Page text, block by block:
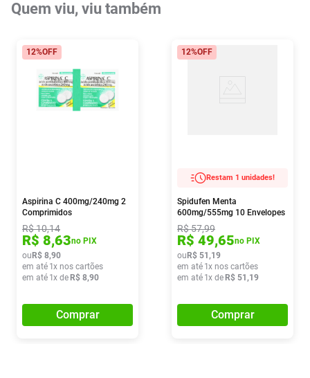
Quem viu, viu também
12%OFF
Aspirina C 400mg/240mg 2
Comprimidos
R$10,14
R$ 8,63no PIX
ou R$ 8,90
em até 1x nos cartões
em até 1x de R$ 8,90
Comprar
12%OFF
Restam 1 unidades!
Spidufen Menta
600mg/555mg 10 Envelopes
De 3g
R$57,99
R$ 49,65no PIX
ou R$ 51 ,19
em até 1x nos cartões
em até 1x de R$ 51 ,19
Comprar